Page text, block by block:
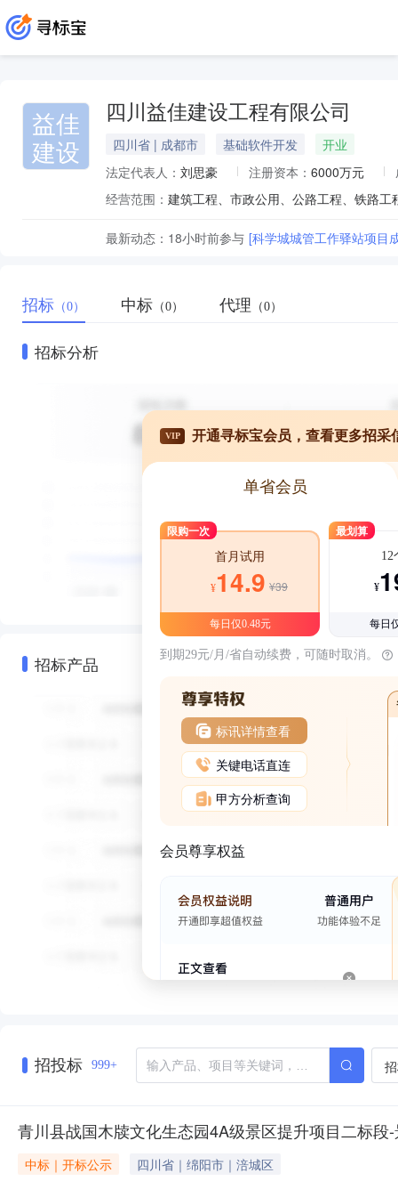
益佳
建设
四川益佳建设工程有限公司
四川省 | 成都市 基础软件开发
开业
法定代表人： 刘思豪 注册资本： 6000万元
经营范围：
最新动态： 18小时前参与 [科学城城管工作驿站项目
招标 （0） 中标 （0） 代理 （0）
招标分析
招标产品
VIP 开通寻标宝会员，查看更多招采
单省会员
限购一次
首月试用
¥14.9 ¥39
每日仅0.48元
最划算
12
¥
每日
到期29元/月/省自动续费，可随时取消。
标讯详情查看
关键电话直连
甲方分析查询
会员尊享权益
招投标 999+
青川县战国木牍文化生态园4A级景区提升项目二标
中标｜开标公示
四川省｜绵阳市｜涪城区